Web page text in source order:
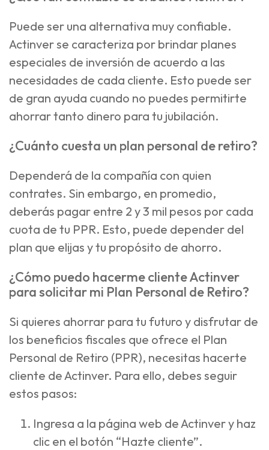
Puede ser una alternativa muy confiable.
Actinver se caracteriza por brindar planes
especiales de inversión de acuerdo a las
necesidades de cada cliente. Esto puede ser
de gran ayuda cuando no puedes permitirte
ahorrar tanto dinero para tu jubilación.
¿Cuánto cuesta un plan personal de retiro?
Dependerá de la compañía con quien
contrates. Sin embargo, en promedio,
deberás pagar entre 2 y 3 mil pesos por cada
cuota de tu PPR. Esto, puede depender del
plan que elijas y tu propósito de ahorro.
¿Cómo puedo hacerme cliente Actinver
para solicitar mi Plan Personal de Retiro?
Si quieres ahorrar para tu futuro y disfrutar de
los beneficios fiscales que ofrece el Plan
Personal de Retiro (PPR), necesitas hacerte
cliente de Actinver. Para ello, debes seguir
estos pasos:
Ingresa a la página web de Actinver y haz
clic en el botón “Hazte cliente”.